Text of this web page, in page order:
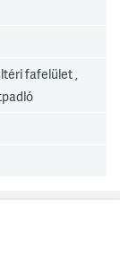
fafelület ,